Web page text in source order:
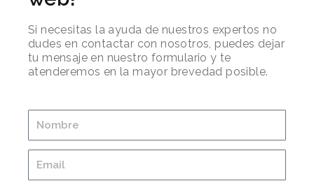
Si necesitas la ayuda de nuestros expertos no
dudes en contactar con nosotros, puedes dejar
tu mensaje en nuestro formulario y te
atenderemos en la mayor brevedad posible.